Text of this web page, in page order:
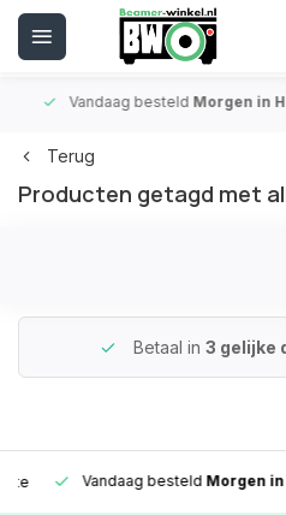
Vandaag besteldMorgen in
Terug
Producten getagd met
Betaal in 3 gelijke
Vandaag besteldMorgen in